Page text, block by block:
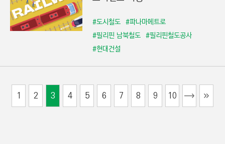
#도시철도 #파나마메트로
#필리핀 남북철도 #필리핀철도공사
#현대건설
1 2 3 4 5 6 7 8 9 10